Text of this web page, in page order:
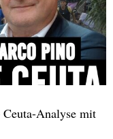
Analyse mit